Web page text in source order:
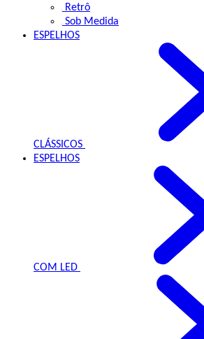
Retrô
Sob Medida
ESPELHOS
CLÁSSICOS
ESPELHOS
COM LED